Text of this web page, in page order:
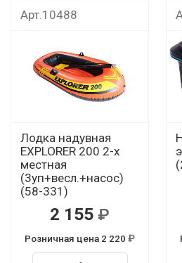
Арт.10488
Лодка надувная
EXPLORER 200 2-х
местная
(3уп+весл.+насос)
(58-331)
2 155
Розничная цена 2 220